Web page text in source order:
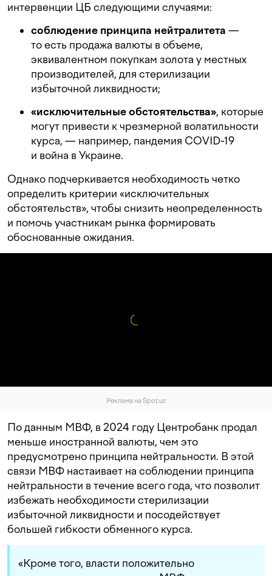
интервенции ЦБ следующими случаями:
соблюдение принципа нейтралитета —
то есть продажа валюты в объеме,
эквивалентном покупкам золота у местных
производителей, для стерилизации
избыточной ликвидности;
«исключительные обстоятельства», которые
могут привести к чрезмерной волатильности
курса, — например, пандемия COVID-19
и война в Украине.
Однако подчеркивается необходимость четко
определить критерии «исключительных
обстоятельств», чтобы снизить неопределенность
и помочь участникам рынка формировать
обоснованные ожидания.
Реклама на Spot.uz
По данным МВФ, в 2024 году Центробанк продал
меньше иностранной валюты, чем это
предусмотрено принципа нейтральности. В этой
связи МВФ настаивает на соблюдении принципа
нейтральности втечение всего года, что позволит
избежать необходимости стерилизации
избыточной ликвидности и посодействует
большей гибкости обменного курса.
«Кроме того, власти положительно